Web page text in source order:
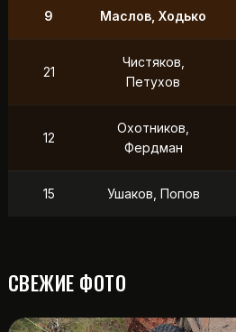
9 Маслов, Ходько
21
Чистяков,
Петухов
12
Охотников,
Фердман
15 Ушаков, Попов
СВЕЖИЕ ФОТО